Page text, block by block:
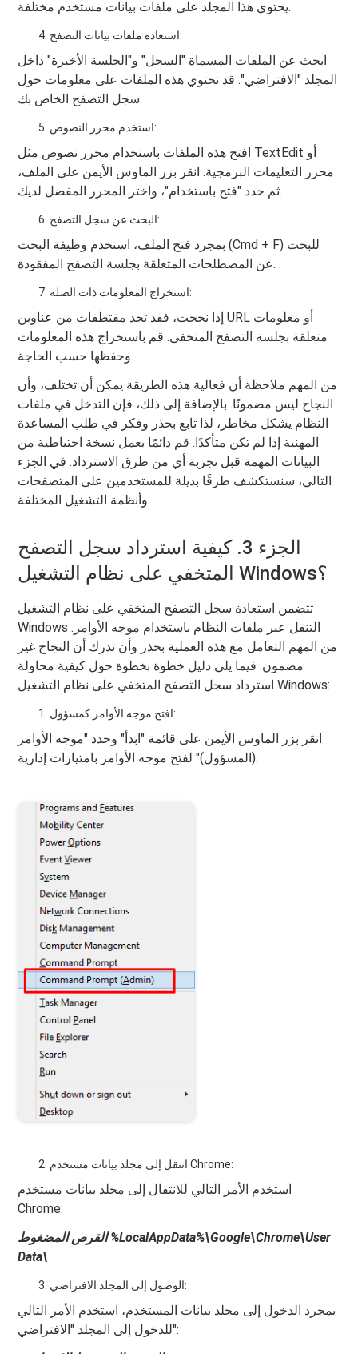
يحتوي هذا المجلد على ملفات بيانات مستخدم مختلفة.
استعادة ملفات بيانات التصفح:
ابحث عن الملفات المسماة "السجل" و"الجلسة الأخيرة" داخل
المجلد "الافتراضي". قد تحتوي هذه الملفات على معلومات حول
سجل التصفح الخاص بك.
استخدم محرر النصوص:
افتح هذه الملفات باستخدام محرر نصوص مثل TextEdit أو
محرر التعليمات البرمجية. انقر بزر الماوس الأيمن على الملف،
ثم حدد "فتح باستخدام"، واختر المحرر المفضل لديك.
البحث عن سجل التصفح:
بمجرد فتح الملف، استخدم وظيفة البحث (Cmd + F) للبحث
عن المصطلحات المتعلقة بجلسة التصفح المفقودة.
استخراج المعلومات ذات الصلة:
إذا نجحت، فقد تجد مقتطفات من عناوين URL أو معلومات
متعلقة بجلسة التصفح المتخفي. قم باستخراج هذه المعلومات
وحفظها حسب الحاجة.
من المهم ملاحظة أن فعالية هذه الطريقة يمكن أن تختلف، وأن
النجاح ليس مضمونًا. بالإضافة إلى ذلك، فإن التدخل في ملفات
النظام يشكل مخاطر، لذا تابع بحذر وفكر في طلب المساعدة
المهنية إذا لم تكن متأكدًا. قم دائمًا بعمل نسخة احتياطية من
البيانات المهمة قبل تجربة أي من طرق الاسترداد. في الجزء
التالي، سنستكشف طرقًا بديلة للمستخدمين على المتصفحات
وأنظمة التشغيل المختلفة.
الجزء 3. كيفية استرداد سجل التصفح
المتخفي على نظام التشغيل Windows؟
تتضمن استعادة سجل التصفح المتخفي على نظام التشغيل
Windows التنقل عبر ملفات النظام باستخدام موجه الأوامر.
من المهم التعامل مع هذه العملية بحذر وأن تدرك أن النجاح غير
مضمون. فيما يلي دليل خطوة بخطوة حول كيفية محاولة
استرداد سجل التصفح المتخفي على نظام التشغيل Windows:
افتح موجه الأوامر كمسؤول:
انقر بزر الماوس الأيمن على قائمة "ابدأ" وحدد "موجه الأوامر
(المسؤول)" لفتح موجه الأوامر بامتيازات إدارية.
انتقل إلى مجلد بيانات مستخدم Chrome:
استخدم الأمر التالي للانتقال إلى مجلد بيانات مستخدم
Chrome:
القرص المضغوط %LocalAppData%\Google\Chrome\User
Data\
الوصول إلى المجلد الافتراضي:
بمجرد الدخول إلى مجلد بيانات المستخدم، استخدم الأمر التالي
للدخول إلى المجلد "الافتراضي":